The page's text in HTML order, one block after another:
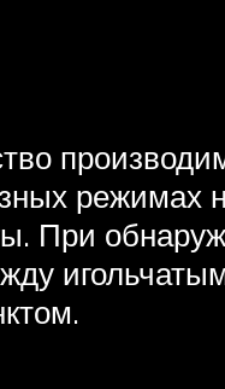
режимах
При